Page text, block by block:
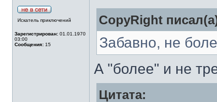
Искатель приключений
Зарегистрирован: 01.01.1970
03:00
Сообщения: 15
CopyRight
Забавно, не
А "более" и не
Цитата: